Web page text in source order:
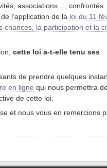
associations…, confrontés
l’application de la loi du 11
chances, la participation et la
cette loi a-t-elle tenu ses
de prendre quelques
en ligne qui nous permettra
de cette loi.
et nous vous en remercions